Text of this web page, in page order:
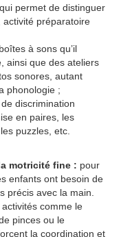
permet de distinguer
activité préparatoire
à sons qu’il
ainsi que des ateliers
sonores, autant
phonologie ;
discrimination
en paires, les
puzzles, etc.
motricité fine : pour
enfants ont besoin de
précis avec la main.
comme le
pinces ou le
la coordination et